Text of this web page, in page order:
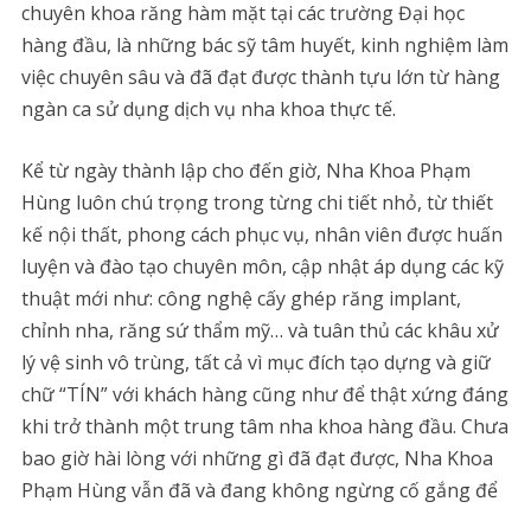
chuyên khoa răng hàm mặt tại các trường Đại học
hàng đầu, là những bác sỹ tâm huyết, kinh nghiệm làm
việc chuyên sâu và đã đạt được thành tựu lớn từ hàng
ngàn ca sử dụng dịch vụ nha khoa thực tế.
Kể từ ngày thành lập cho đến giờ, Nha Khoa Phạm
Hùng luôn chú trọng trong từng chi tiết nhỏ, từ thiết
kế nội thất, phong cách phục vụ, nhân viên được huấn
luyện và đào tạo chuyên môn, cập nhật áp dụng các kỹ
thuật mới như: công nghệ cấy ghép răng implant,
chỉnh nha, răng sứ thẩm mỹ… và tuân thủ các khâu xử
lý vệ sinh vô trùng, tất cả vì mục đích tạo dựng và giữ
chữ “TÍN” với khách hàng cũng như để thật xứng đáng
khi trở thành một trung tâm nha khoa hàng đầu. Chưa
bao giờ hài lòng với những gì đã đạt được, Nha Khoa
Phạm Hùng vẫn đã và đang không ngừng cố gắng để